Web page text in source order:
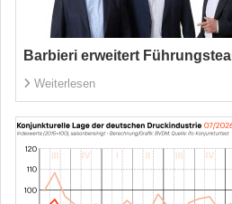
Barbieri erweitert
Weiterlesen